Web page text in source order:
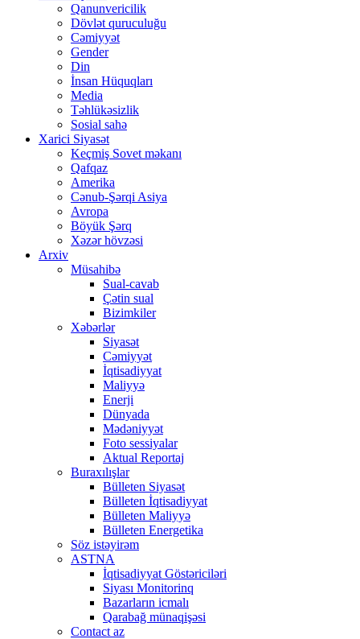
Qanunvericilik
Dövlət quruculuğu
Cəmiyyət
Gender
Din
İnsan Hüquqları
Media
Təhlükəsizlik
Sosial sahə
Xarici Siyasət
Keçmiş Sovet məkanı
Qafqaz
Amerika
Cənub-Şərqi Asiya
Avropa
Böyük Şərq
Xəzər hövzəsi
Arxiv
Müsahibə
Sual-cavab
Çətin sual
Bizimkiler
Xəbərlər
Siyasət
Cəmiyyət
İqtisadiyyat
Maliyyə
Enerji
Dünyada
Mədəniyyət
Foto sessiyalar
Aktual Reportaj
Buraxılışlar
Bülleten Siyasət
Bülleten İqtisadiyyat
Bülleten Maliyyə
Bülleten Energetika
Söz istəyirəm
ASTNA
İqtisadiyyat Göstəriciləri
Siyası Monitorinq
Bazarların icmalı
Qarabağ münaqişəsi
Contact az